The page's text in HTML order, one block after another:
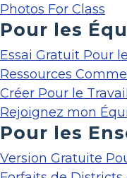
Photos For Class
Pour les
Essai Gratuit Pour
Ressources
Créer Pour le Travail
Rejoignez mon
Pour les
Version Gratuite